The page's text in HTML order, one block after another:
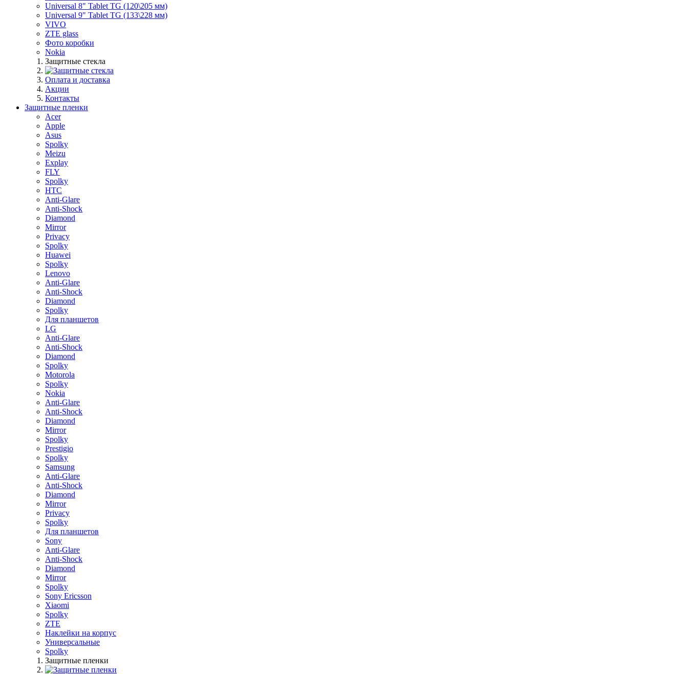
Universal 8" Tablet TG (120\205 мм)
Universal 9" Tablet TG (133\228 мм)
VIVO
ZTE glass
Фото коробки
Nokia
Защитные стекла
Оплата и доставка
Акции
Контакты
Защитные пленки
Acer
Apple
Asus
Spolky
Meizu
Explay
FLY
Spolky
HTC
Anti-Glare
Anti-Shock
Diamond
Mirror
Privacy
Spolky
Huawei
Spolky
Lenovo
Anti-Glare
Anti-Shock
Diamond
Spolky
Для планшетов
LG
Anti-Glare
Anti-Shock
Diamond
Spolky
Motorola
Spolky
Nokia
Anti-Glare
Anti-Shock
Diamond
Mirror
Spolky
Prestigio
Spolky
Samsung
Anti-Glare
Anti-Shock
Diamond
Mirror
Privacy
Spolky
Для планшетов
Sony
Anti-Glare
Anti-Shock
Diamond
Mirror
Spolky
Sony Ericsson
Xiaomi
Spolky
ZTE
Наклейки на корпус
Универсальные
Spolky
Защитные пленки